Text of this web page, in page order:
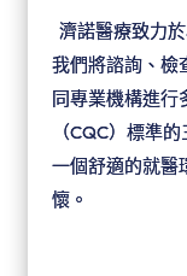
濟諾醫療致力
我們將諮詢、檢
同專業機構進行
（CQC）標準
一個舒適的就醫
懷。